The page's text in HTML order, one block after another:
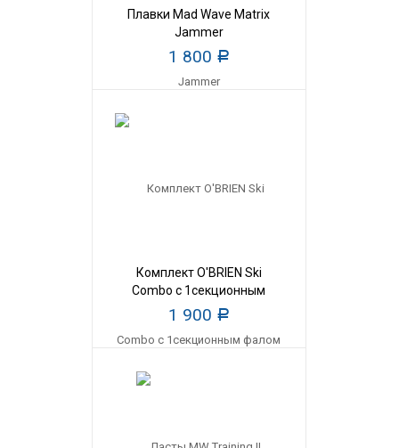
Плавки Mad Wave Matrix
Jammer
1 800 Р
Комплект O'BRIEN Ski
Combo с 1секционным
фалом
1 900 Р